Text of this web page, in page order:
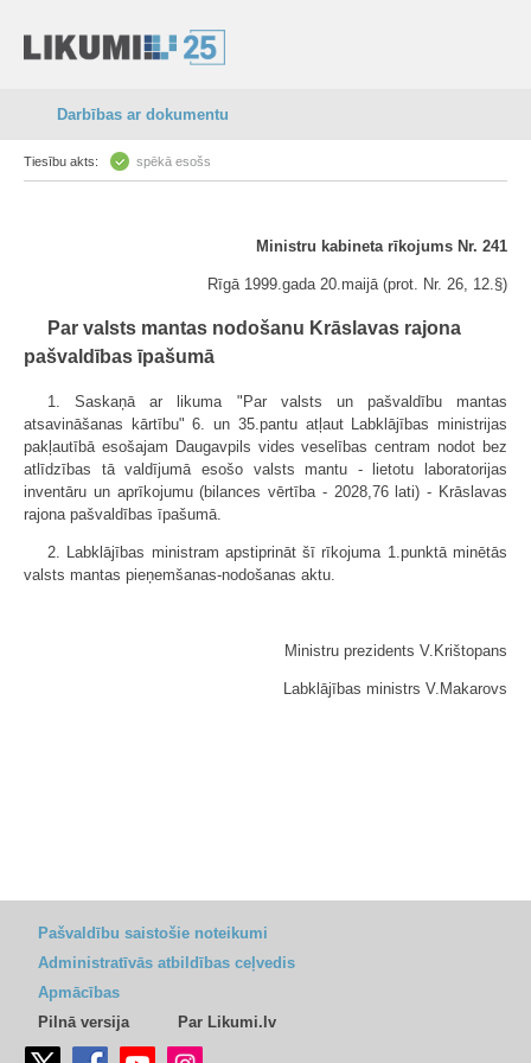
Darbības ar dokumentu
Tiesību akts: spēkā esošs
Ministru kabineta rīkojums Nr. 241
Rīgā 1999.gada 20.maijā (prot. Nr. 26, 12.§)
Par valsts mantas nodošanu Krāslavas rajona
pašvaldības īpašumā
1. Saskaņā ar likuma "Par valsts un pašvaldību mantas
atsavināšanas kārtību" 6. un 35.pantu atļaut Labklājības ministrijas
pakļautībā esošajam Daugavpils vides veselības centram nodot bez
atlīdzības tā valdījumā esošo valsts mantu - lietotu laboratorijas
inventāru un aprīkojumu (bilances vērtība - 2028,76 lati) - Krāslavas
rajona pašvaldības īpašumā.
2. Labklājības ministram apstiprināt šī rīkojuma 1.punktā minētās
valsts mantas pieņemšanas-nodošanas aktu.
Ministru prezidents V.Krištopans
Labklājības ministrs V.Makarovs
Pašvaldību saistošie noteikumi
Administratīvās atbildības ceļvedis
Apmācības
Pilnā versija
Par Likumi.lv